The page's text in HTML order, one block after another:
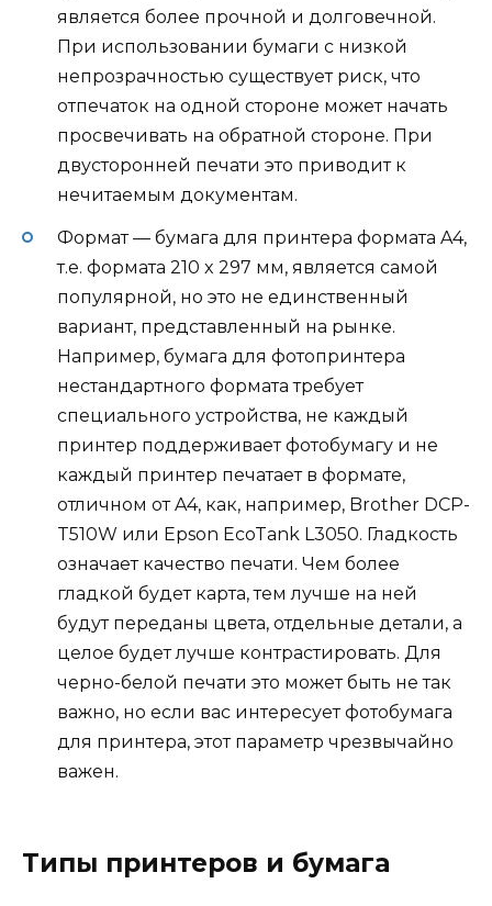
является более прочной и долговечной.
При использовании бумаги с низкой
непрозрачностью существует риск, что
отпечаток на одной стороне может начать
просвечивать на обратной стороне. При
двусторонней печати это приводит к
нечитаемым документам.
Формат — бумага для принтера формата A4,
т.е. формата 210 x 297 мм, является самой
популярной, но это не единственный
вариант, представленный на рынке.
Например, бумага для фотопринтера
нестандартного формата требует
специального устройства, не каждый
принтер поддерживает фотобумагу и не
каждый принтер печатает в формате,
отличном от A4, как, например, Brother DCP-
T510W или Epson EcoTank L3050. Гладкость
означает качество печати. Чем более
гладкой будет карта, тем лучше на ней
будут переданы цвета, отдельные детали, а
целое будет лучше контрастировать. Для
черно-белой печати это может быть не так
важно, но если вас интересует фотобумага
для принтера, этот параметр чрезвычайно
важен.
Типы принтеров и бумага